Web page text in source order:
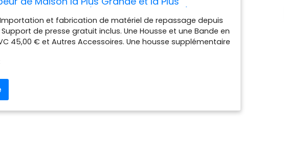
Rapideet fabrication de matériel de repassage depuis
de presse gratuit inclus. Une Housse et une Bande en
45,00 € et Autres Accessoires. Une housse supplémentaire
coussin à repasser et un gobelet doseur. La presse à
fourni. Une garantie totale de 12 mois. 90cm x 31cm /
24 fois plus grand que la plupart des fers à repasser. Peut
des draps et des articles volumineux. Une plus grande